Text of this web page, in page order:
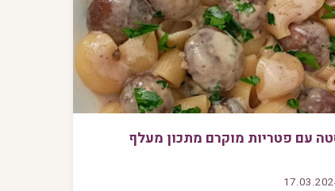
עם פטריות מוקרם מתכון מעלף